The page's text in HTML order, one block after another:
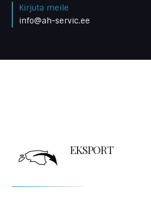
Kirjuta meile
info@ah-servic.ee
EKSPORT